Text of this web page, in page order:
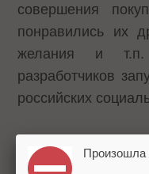
совершения
понравились их
желания и
разработчиков
российских
Стоит отметить,
сама по себе не
Произошла